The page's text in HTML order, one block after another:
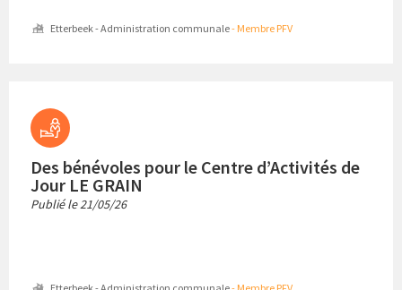
Etterbeek - Administration communale- Membre PFV
Des bénévoles pour le Centre d’Activités de
Jour LE GRAIN
Publié le21/05/26